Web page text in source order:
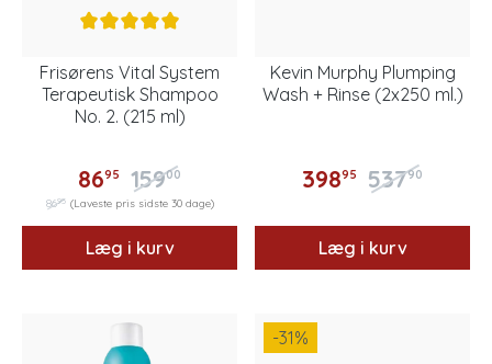
Frisørens Vital System
Terapeutisk Shampoo
No. 2. (215 ml)
8695 15900
8695 (Laveste pris sidste 30 dage)
Læg i kurv
Kevin Murphy Plumping
Wash + Rinse (2x250 ml.)
39895 53790
Læg i kurv
-31%